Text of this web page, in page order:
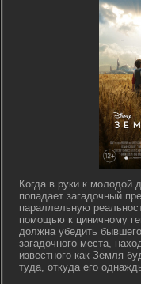
Когда в руки к
попадает загадочный
параллельную
помощью к циничному
должна убедить
загадочного места,
известного как Земля
туда, откуда его